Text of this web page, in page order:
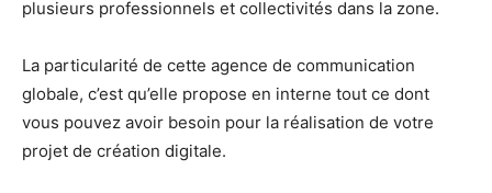
plusieurs professionnels et collectivités dans la zone.
La particularité de cette agence de communication
globale, c’est qu’elle propose en interne tout ce dont
vous pouvez avoir besoin pour la réalisation de votre
projet de création digitale.